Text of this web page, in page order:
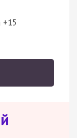
+15